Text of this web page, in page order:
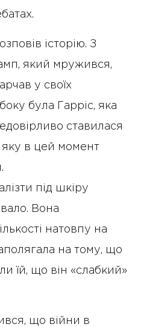
історію. З
який мружився,
у своїх
була Гарріс, яка
ставилася
яку в цей момент
під шкіру
Вона
натовпу на
на тому, що
їй, що він «слабкий»
що війни в